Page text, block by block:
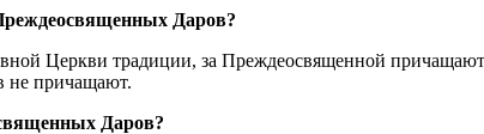
Даров?
Церкви традиции, за Преждеосвященной
не причащают.
Даров?